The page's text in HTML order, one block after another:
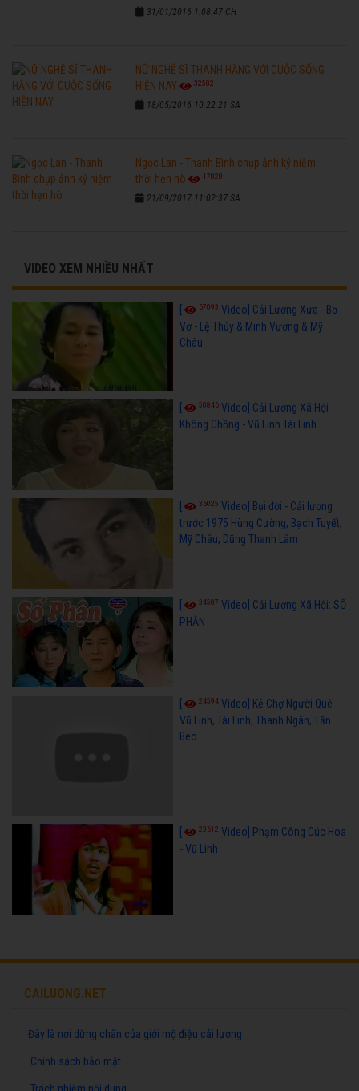
31/01/2016 1:08:47 CH
NỮ NGHỆ SĨ THANH HẰNG VỚI CUỘC SỐNG
HIỆN NAY
32582
18/05/2016 10:22:21 SA
Ngọc Lan - Thanh Bình chụp ảnh kỷ niệm
thời hẹn hò
17828
21/09/2017 11:02:37 SA
VIDEO XEM NHIỀU NHẤT
[ 67093 Video] Cải Lương Xưa - Bơ
Vơ - Lệ Thủy & Minh Vương & Mỹ
Châu
50846 Video] Cải Lương Xã Hội -
Không Chồng - Vũ Linh Tài Linh
36025 Video] Bụi đời - Cải lương
trước 1975 Hùng Cường, Bạch Tuyết,
Mỹ Châu, Dũng Thanh Lâm
34587 Video] Cải Lương Xã Hội: SỐ
PHẬN
24594 Video] Kẻ Chợ Người Quê -
Vũ Linh, Tài Linh, Thanh Ngân, Tấn
Beo
23612 Video] Phạm Công Cúc Hoa
- Vũ Linh
CAILUONG.NET
Đây là nơi dừng chân của giới mộ điệu cải lương
Chính sách bảo mật